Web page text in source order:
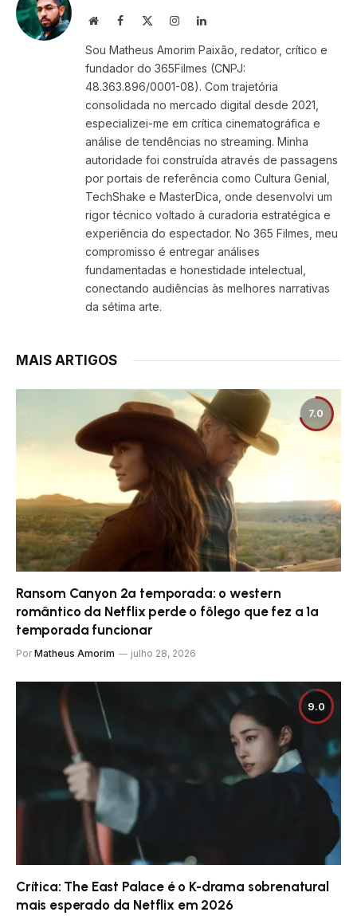
WebsiteFacebook InstagramLinkedIn
Sou Matheus Amorim Paixão, redator, crítico e
fundador do 365Filmes (CNPJ:
48.363.896/0001-08). Com trajetória
consolidada no mercado digital desde 2021,
especializei-me em crítica cinematográfica e
análise de tendências no streaming. Minha
autoridade foi construída através de passagens
por portais de referência como Cultura Genial,
TechShake e MasterDica, onde desenvolvi um
rigor técnico voltado à curadoria estratégica e
experiência do espectador. No 365 Filmes, meu
compromisso é entregar análises
fundamentadas e honestidade intelectual,
conectando audiências às melhores narrativas
da sétima arte.
MAIS ARTIGOS
7.0
Ransom Canyon 2ª temporada: o western
romântico da Netflix perde o fôlego que fez a 1ª
temporada funcionar
Por Matheus Amorim julho 28, 2026
9.0
Crítica: The East Palace é o K-drama sobrenatural
mais esperado da Netflix em 2026